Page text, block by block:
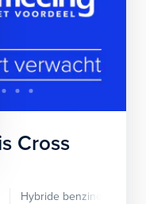
Cross
Hybride benzine